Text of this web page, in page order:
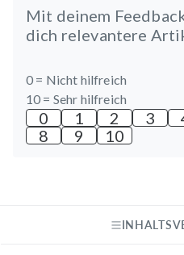
Mit deinem
dich relevantere
0 = Nicht hilfreich
10 = Sehr hilfreich
0 1 2 3
8
9 10